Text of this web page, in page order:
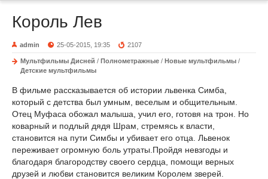
Король Лев
admin 25-05-2015, 19:35 2107
Мультфильмы Дисней / Полнометражные / Новые мультфильмы /
Детские мультфильмы
В фильме рассказывается об истории львенка Симба,
который с детства был умным, веселым и общительным.
Отец Муфаса обожал малыша, учил его, готовя на трон. Но
коварный и подлый дядя Шрам, стремясь к власти,
становится на пути Симбы и убивает его отца. Львенок
переживает огромную боль утраты.Пройдя невзгоды и
благодаря благородству своего сердца, помощи верных
друзей и любви становится великим Королем зверей.